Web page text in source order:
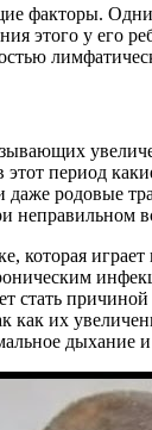
факторы.
этого у
период
родовые
которая
стать
их
дыхание